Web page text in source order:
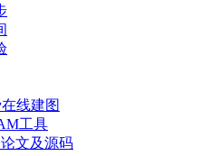
在线建图
工具
论文及源码